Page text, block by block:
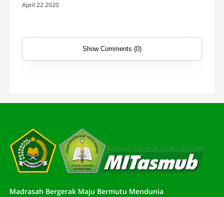
April 22 2020
Show Comments (0)
Madrasah Bergerak Maju Bermutu Mendunia